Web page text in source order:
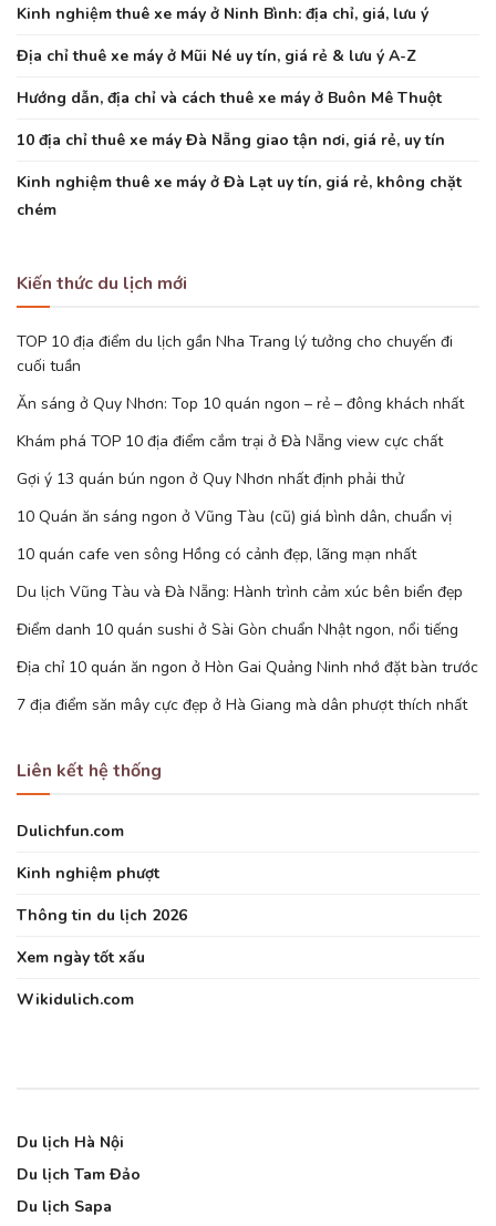
Kinh nghiệm thuê xe máy ở Ninh Bình: địa chỉ, giá, lưu ý
Địa chỉ thuê xe máy ở Mũi Né uy tín, giá rẻ & lưu ý A-Z
Hướng dẫn, địa chỉ và cách thuê xe máy ở Buôn Mê Thuột
10 địa chỉ thuê xe máy Đà Nẵng giao tận nơi, giá rẻ, uy tín
Kinh nghiệm thuê xe máy ở Đà Lạt uy tín, giá rẻ, không chặt
chém
Kiến thức du lịch mới
TOP 10 địa điểm du lịch gần Nha Trang lý tưởng cho chuyến đi
cuối tuần
Ăn sáng ở Quy Nhơn: Top 10 quán ngon – rẻ – đông khách nhất
Khám phá TOP 10 địa điểm cắm trại ở Đà Nẵng view cực chất
Gợi ý 13 quán bún ngon ở Quy Nhơn nhất định phải thử
10 Quán ăn sáng ngon ở Vũng Tàu (cũ) giá bình dân, chuẩn vị
10 quán cafe ven sông Hồng có cảnh đẹp, lãng mạn nhất
Du lịch Vũng Tàu và Đà Nẵng: Hành trình cảm xúc bên biển đẹp
Điểm danh 10 quán sushi ở Sài Gòn chuẩn Nhật ngon, nổi tiếng
Địa chỉ 10 quán ăn ngon ở Hòn Gai Quảng Ninh nhớ đặt bàn trước
7 địa điểm săn mây cực đẹp ở Hà Giang mà dân phượt thích nhất
Liên kết hệ thống
Dulichfun.com
Kinh nghiệm phượt
Thông tin du lịch 2026
Xem ngày tốt xấu
Wikidulich.com
Du lịch Hà Nội
Du lịch Tam Đảo
Du lịch Sapa